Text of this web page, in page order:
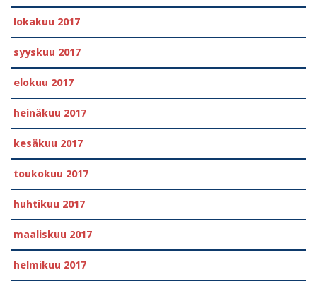
lokakuu 2017
syyskuu 2017
elokuu 2017
heinäkuu 2017
kesäkuu 2017
toukokuu 2017
huhtikuu 2017
maaliskuu 2017
helmikuu 2017